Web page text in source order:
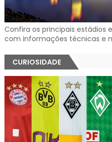
Confira os principais estádios
com informações técnicas e
CURIOSIDADE